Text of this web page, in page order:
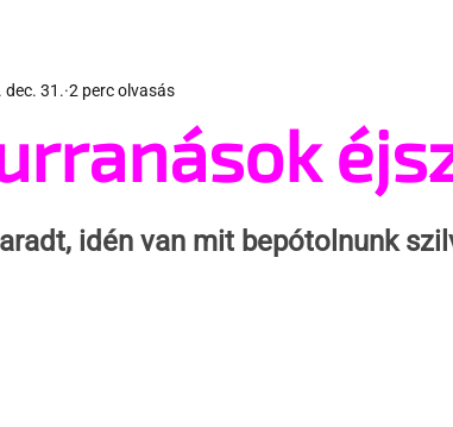
dec. 31. 2 perc olvasás
idén van mit bepótolnunk